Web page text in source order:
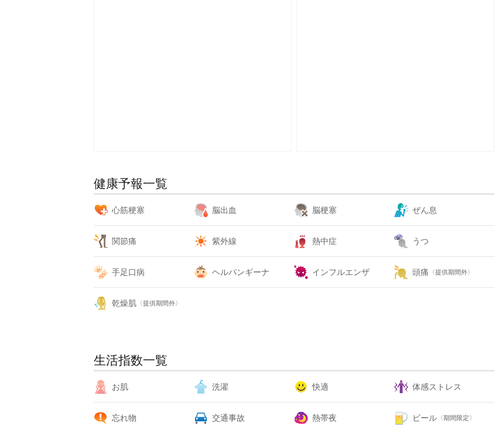
健康予報一覧
心筋梗塞 脳出血 脳梗塞 ぜん息
関節痛 紫外線 熱中症 うつ
手足口病 ヘルパンギーナ インフルエンザ 頭痛 〈提供期間外〉
乾燥肌 〈提供期間外〉
生活指数一覧
お肌 洗濯 快適 体感ストレス
忘れ物 交通事故 熱帯夜 ビール 〈期間限定〉